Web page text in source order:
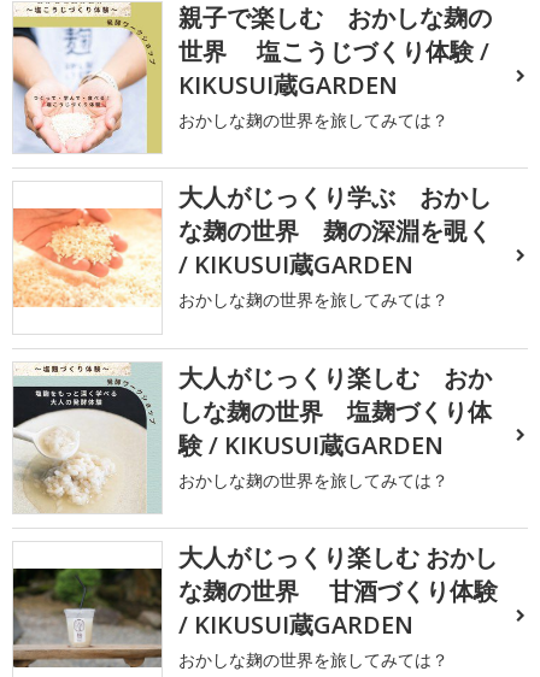
親子で楽しむ おかしな麹の
世界 塩こうじづくり体験 /
KIKUSUI蔵GARDEN
おかしな麹の世界を旅してみては？
大人がじっくり学ぶ おかし
な麹の世界 麹の深淵を覗く
/ KIKUSUI蔵GARDEN
おかしな麹の世界を旅してみては？
大人がじっくり楽しむ おか
しな麹の世界 塩麹づくり体
験 / KIKUSUI蔵GARDEN
おかしな麹の世界を旅してみては？
大人がじっくり楽しむ おかし
な麹の世界 甘酒づくり体験
/ KIKUSUI蔵GARDEN
おかしな麹の世界を旅してみては？